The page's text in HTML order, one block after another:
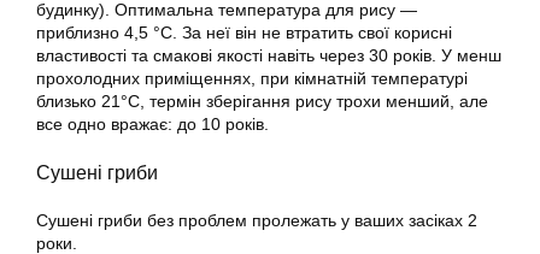
будинку). Оптимальна температура для рису —
приблизно 4,5 °С. За неї він не втратить свої корисні
властивості та смакові якості навіть через 30 років. У менш
прохолодних приміщеннях, при кімнатній температурі
близько 21°С, термін зберігання рису трохи менший, але
все одно вражає: до 10 років.
Сушені гриби
Сушені гриби без проблем пролежать у ваших засіках 2
роки.